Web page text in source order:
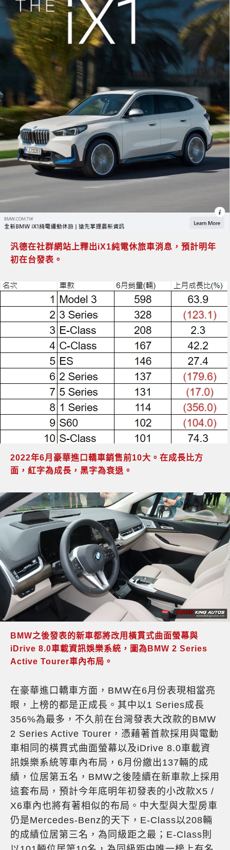
汎德在社群網站上釋出iX1純電休旅車消息，預計明年
初在台發表。
2022年6月豪華進口轎車銷售前10大。在成長比方
面，紅字為成長，黑字為衰退。
BMW之後發表的新車都將改用橫貫式曲面螢幕與
iDrive 8.0車載資訊娛樂系統，圖為BMW 2 Series
Active Tourer車內布局。
在豪華進口轎車方面，BMW在6月份表現相當亮
眼，上榜的都是正成長。其中以1 Series成長
356%為最多，不久前在台灣發表大改款的BMW
2 Series Active Tourer，憑藉著首款採用與電動
車相同的橫貫式曲面螢幕以及iDrive 8.0車載資
訊娛樂系統等車內布局，6月份繳出137輛的成
績，位居第五名，BMW之後陸續在新車款上採用
這套布局，預計今年底明年初發表的小改款X5 /
X6車內也將有著相似的布局。中大型與大型房車
仍是Mercedes-Benz的天下，E-Class以208輛
的成績位居第三名，為同級距之最；E-Class則